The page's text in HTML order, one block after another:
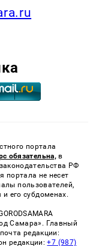
портала
обязательна, в
РФ
портала не несет
пользователей,
его субдоменах.
Самара». Главный
редакции:
редакции:+7 (987)